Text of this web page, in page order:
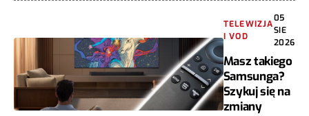
TELEWIZJA
I VOD
05
SIE
2026
Masz takiego
Samsunga?
Szykuj się na
zmiany